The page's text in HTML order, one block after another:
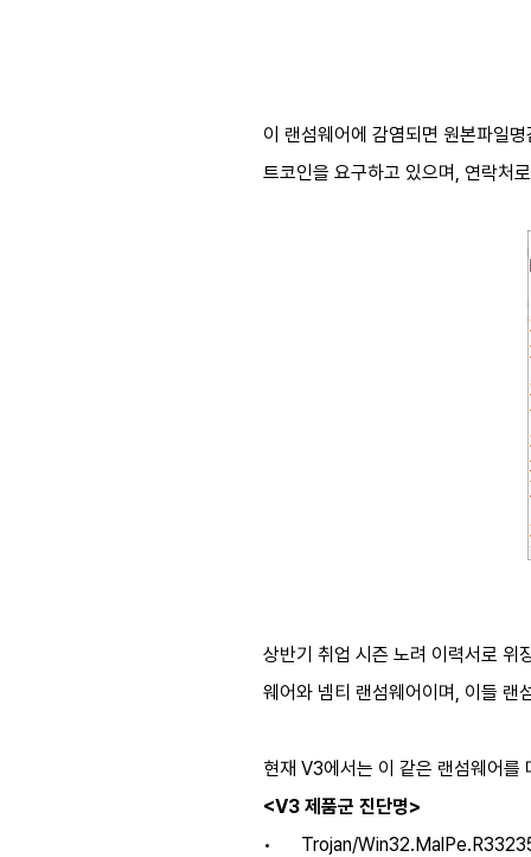
이 랜섬웨어에 감염되면 원본파일
트코인을 요구하고 있으며, 연락
상반기 취업 시즌 노려 이력서로 위
웨어와 넴티 랜섬웨어이며, 이들
현재 V3에서는 이 같은 랜섬웨어를
<V3 제품군 진단명>
•
Trojan/